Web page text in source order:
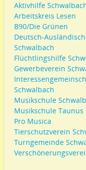
Aktivhilfe
Arbeitskreis Lesen
B90/Die Grünen
Deutsch-
Schwalbach
Flüchtlingshilfe
Gewerbeverein
Schwalbach
Musikschule
Musikschule Taunus
Pro Musica
Tierschutzverein
Turngemeinde